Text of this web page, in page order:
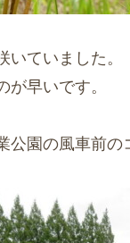
いていました。
が早いです。
公園の風車前の